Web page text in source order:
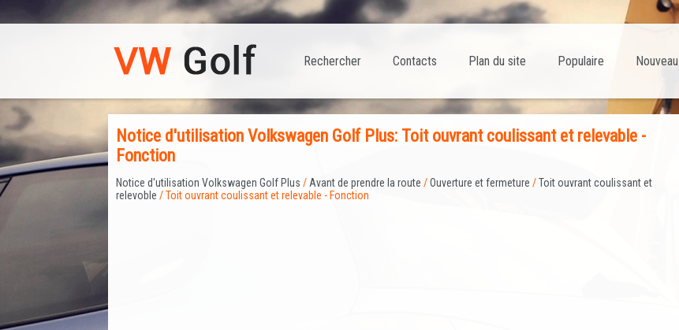
Nouveau
Populaire
Plan du site
Contacts
Rechercher
Notice d'utilisation Volkswagen Golf Plus: Toit ouvrant coulissant et relevable -
Fonction
Notice d'utilisation Volkswagen Golf Plus /Avant de prendre la route /Ouverture et fermeture /Toit ouvrant coulissant et
relevoble / Toit ouvrant coulissant et relevable - Fonction